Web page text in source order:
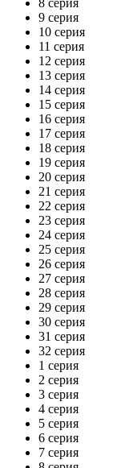
9 серия
10 серия
11 серия
12 серия
13 серия
14 серия
15 серия
16 серия
17 серия
18 серия
19 серия
20 серия
21 серия
22 серия
23 серия
24 серия
25 серия
26 серия
27 серия
28 серия
29 серия
30 серия
31 серия
32 серия
1 серия
2 серия
3 серия
4 серия
5 серия
6 серия
7 серия